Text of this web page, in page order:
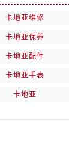
卡地亚维修
卡地亚保养
卡地亚配件
卡地亚手表
卡地亚